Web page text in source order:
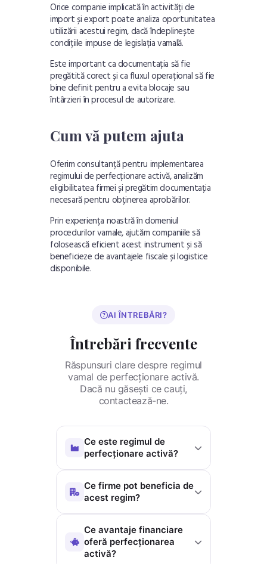
Orice companie implicată în activități de
import și export poate analiza oportunitatea
utilizării acestui regim, dacă îndeplinește
condițiile impuse de legislația vamală.
Este important ca documentația să fie
pregătită corect și ca fluxul operațional să fie
bine definit pentru a evita blocaje sau
întârzieri în procesul de autorizare.
Cum vă putem ajuta
Oferim consultanță pentru implementarea
regimului de perfecționare activă, analizăm
eligibilitatea firmei și pregătim documentația
necesară pentru obținerea aprobărilor.
Prin experiența noastră în domeniul
procedurilor vamale, ajutăm companiile să
folosească eficient acest instrument și să
beneficieze de avantajele fiscale și logistice
disponibile.
AI ÎNTREBĂRI?
Întrebări frecvente
Răspunsuri clare despre regimul
vamal de perfecționare activă.
Dacă nu găsești ce cauți,
contactează-ne.
Ce este regimul de
perfecționare activă?
vamal care permite importul de
materii prime din afara Uniunii
Europene fără plata imediată a
taxelor vamale, cu condiția ca
produsele finite obținute să fie
destinate exportului. Este util
Ce firme pot beneficia de
acest regim?
din producție, industrie și prelucrare
care realizează operațiuni de import
și export. Pentru a beneficia, firma
Ce avantaje financiare
oferă perfecționarea
activă?